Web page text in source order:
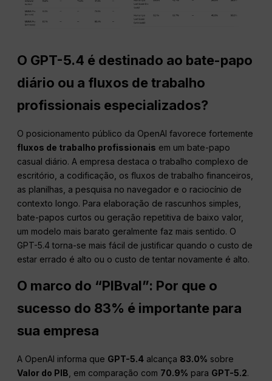
O GPT-5.4 é destinado ao bate-papo
diário ou a fluxos de trabalho
profissionais especializados?
O posicionamento público da OpenAI favorece fortemente
fluxos de trabalho profissionais em um bate-papo
casual diário. A empresa destaca o trabalho complexo de
escritório, a codificação, os fluxos de trabalho financeiros,
as planilhas, a pesquisa no navegador e o raciocínio de
contexto longo. Para elaboração de rascunhos simples,
bate-papos curtos ou geração repetitiva de baixo valor,
um modelo mais barato geralmente faz mais sentido. O
GPT-5.4 torna-se mais fácil de justificar quando o custo de
estar errado é alto ou o custo de tentar novamente é alto.
O marco do “PIBval”: Por que o
sucesso do 83% é importante para
sua empresa
A OpenAI informa que GPT-5.4 alcança 83.0% sobre
Valor do PIB , em comparação com 70.9% para GPT-5.2.